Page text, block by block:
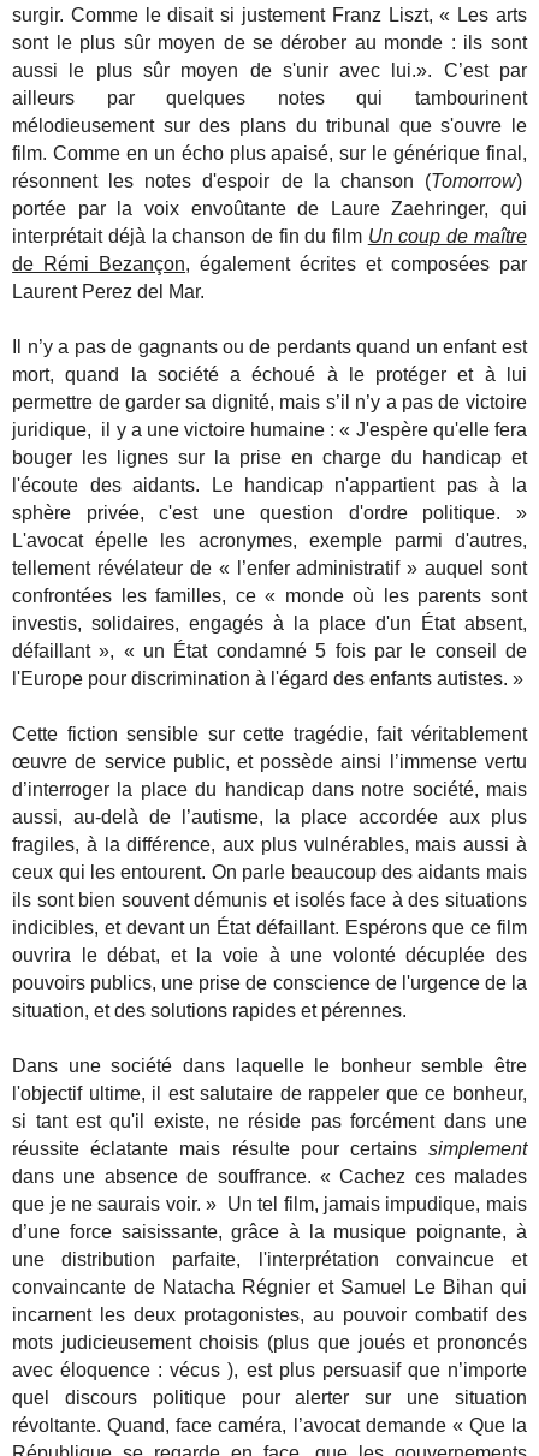
surgir. Comme le disait si justement Franz Liszt, « Les arts
sont le plus sûr moyen de se dérober au monde : ils sont
aussi le plus sûr moyen de s'unir avec lui.». C’est par
ailleurs par quelques notes qui tambourinent
mélodieusement sur des plans du tribunal que s'ouvre le
film. Comme en un écho plus apaisé, sur le générique final,
résonnent les notes d'espoir de la chanson (Tomorrow)
portée par la voix envoûtante de Laure Zaehringer, qui
interprétait déjà la chanson de fin du film Un coup de maître
de Rémi Bezançon, également écrites et composées par
Laurent Perez del Mar.
Il n’y a pas de gagnants ou de perdants quand un enfant est
mort, quand la société a échoué à le protéger et à lui
permettre de garder sa dignité, mais s’il n’y a pas de victoire
juridique, il y a une victoire humaine : « J'espère qu'elle fera
bouger les lignes sur la prise en charge du handicap et
l'écoute des aidants. Le handicap n'appartient pas à la
sphère privée, c'est une question d'ordre politique. »
L'avocat épelle les acronymes, exemple parmi d'autres,
tellement révélateur de « l’enfer administratif » auquel sont
confrontées les familles, ce « monde où les parents sont
investis, solidaires, engagés à la place d'un État absent,
défaillant », « un État condamné 5 fois par le conseil de
l'Europe pour discrimination à l'égard des enfants autistes. »
Cette fiction sensible sur cette tragédie, fait véritablement
œuvre de service public, et possède ainsi l’immense vertu
d’interroger la place du handicap dans notre société, mais
aussi, au-delà de l’autisme, la place accordée aux plus
fragiles, à la différence, aux plus vulnérables, mais aussi à
ceux qui les entourent. On parle beaucoup des aidants mais
ils sont bien souvent démunis et isolés face à des situations
indicibles, et devant un État défaillant. Espérons que ce film
ouvrira le débat, et la voie à une volonté décuplée des
pouvoirs publics, une prise de conscience de l'urgence de la
situation, et des solutions rapides et pérennes.
Dans une société dans laquelle le bonheur semble être
l'objectif ultime, il est salutaire de rappeler que ce bonheur,
si tant est qu'il existe, ne réside pas forcément dans une
réussite éclatante mais résulte pour certains simplement
dans une absence de souffrance. « Cachez ces malades
que je ne saurais voir. » Un tel film, jamais impudique, mais
d’une force saisissante, grâce à la musique poignante, à
une distribution parfaite, l'interprétation convaincue et
convaincante de Natacha Régnier et Samuel Le Bihan qui
incarnent les deux protagonistes, au pouvoir combatif des
mots judicieusement choisis (plus que joués et prononcés
avec éloquence : vécus ), est plus persuasif que n’importe
quel discours politique pour alerter sur une situation
révoltante. Quand, face caméra, l’avocat demande « Que la